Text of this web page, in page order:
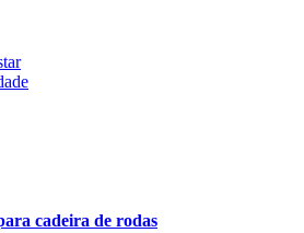
cadeira de rodas